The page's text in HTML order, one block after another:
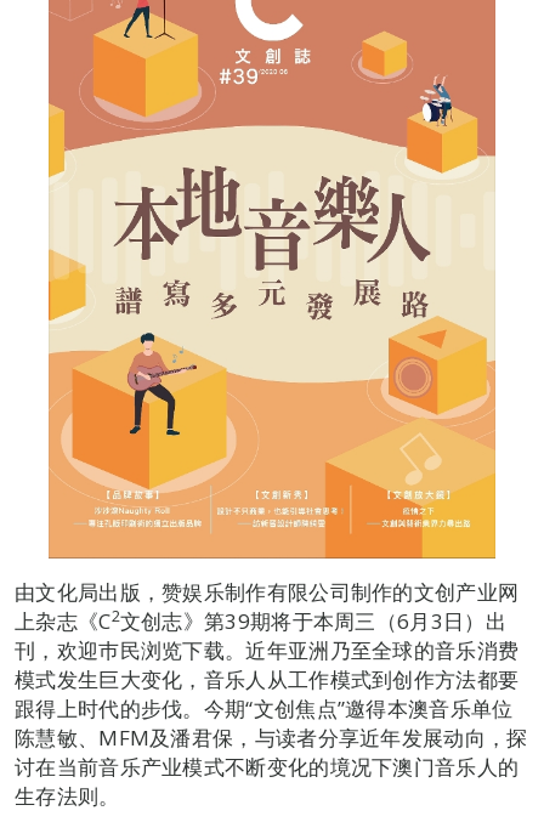
由文化局出版，赞娱乐制作有限公司制作的文创产业网
上杂志《C2文创志》第39期将于本周三（6月3日）出
刊，欢迎巿民浏览下载。近年亚洲乃至全球的音乐消费
模式发生巨大变化，音乐人从工作模式到创作方法都要
跟得上时代的步伐。今期“文创焦点”邀得本澳音乐单位
陈慧敏、MFM及潘君保，与读者分享近年发展动向，探
讨在当前音乐产业模式不断变化的境况下澳门音乐人的
生存法则。